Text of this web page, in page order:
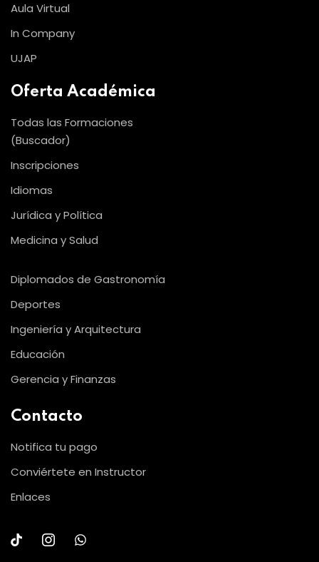
Aula Virtual
In Company
UJAP
Oferta Académica
Todas las Formaciones
(Buscador)
Inscripciones
Idiomas
Jurídica y Política
Medicina y Salud
Diplomados de Gastronomía
Deportes
Ingeniería y Arquitectura
Educación
Gerencia y Finanzas
Contacto
Notifica tu pago
Conviértete en Instructor
Enlaces